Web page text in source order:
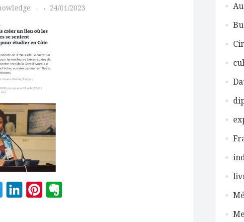
24/01/2023
Twitter
LinkedIn
Pinterest